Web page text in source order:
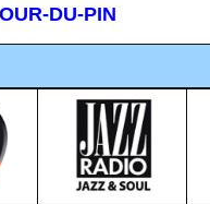
DU-PIN